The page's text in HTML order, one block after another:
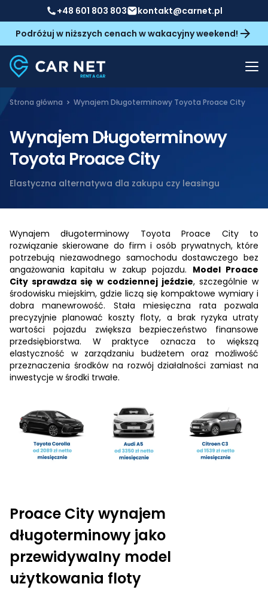
+48 601 803 803
kontakt@carnet.pl
Podróżuj w niższych cenach w wakacyjny weekend!
Strona główna Wynajem Długoterminowy Toyota Proace City
Wynajem Długoterminowy
Toyota Proace City
Elastyczna alternatywa dla zakupu czy leasingu
Wynajem długoterminowy Toyota Proace City to
rozwiązanie skierowane do firm i osób prywatnych, które
potrzebują niezawodnego samochodu dostawczego bez
angażowania kapitału w zakup pojazdu. Model Proace
City sprawdza się w codziennej jeździe, szczególnie w
środowisku miejskim, gdzie liczą się kompaktowe wymiary i
dobra manewrowość. Stała miesięczna rata pozwala
precyzyjnie planować koszty floty, a brak ryzyka utraty
wartości pojazdu zwiększa bezpieczeństwo finansowe
przedsiębiorstwa. W praktyce oznacza to większą
elastyczność w zarządzaniu budżetem oraz możliwość
przeznaczenia środków na rozwój działalności zamiast na
inwestycje w środki trwałe.
Proace City wynajem
długoterminowy jako
przewidywalny model
użytkowania floty